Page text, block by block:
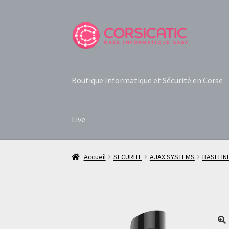
Aller
à
Aller
au
Boutique Informatique et Sécurité en Corse
Live
Accueil SECURITE AJAX SYSTEMS